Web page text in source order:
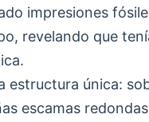
impresiones
revelando que
estructura única:
escamas